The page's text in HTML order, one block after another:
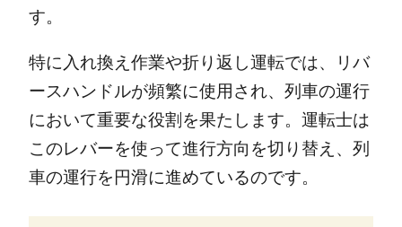
す。
特に入れ換え作業や折り返し運転では、リバ
ースハンドルが頻繁に使用され、列車の運行
において重要な役割を果たします。運転士は
このレバーを使って進行方向を切り替え、列
車の運行を円滑に進めているのです。